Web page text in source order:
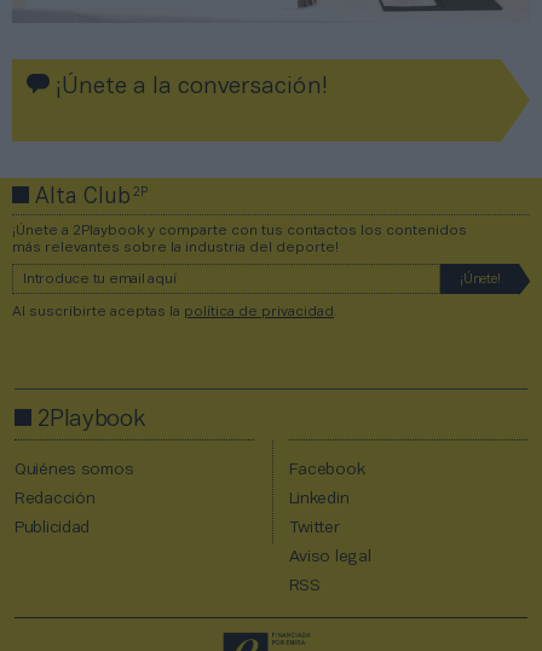
¡Únete a la conversación!
Alta Club2P
¡Únete a 2Playbook y comparte con tus contactos los contenidos
más relevantes sobre la industria del deporte!
Al suscribirte aceptas la política de privacidad
2Playbook
Quiénes somos
Redacción
Publicidad
Facebook
Linkedin
Twitter
Aviso legal
RSS